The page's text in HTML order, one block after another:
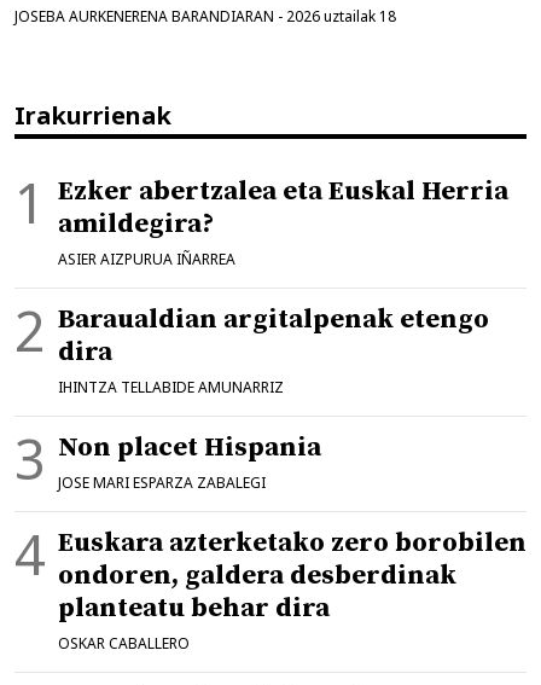
JOSEBA AURKENERENA BARANDIARAN - 2026 uztailak 18
Irakurrienak
Ezker abertzalea eta Euskal Herria
amildegira?
ASIER AIZPURUA IÑARREA
Baraualdian argitalpenak etengo
dira
IHINTZA TELLABIDE AMUNARRIZ
Non placet Hispania
JOSE MARI ESPARZA ZABALEGI
Euskara azterketako zero borobilen
ondoren, galdera desberdinak
planteatu behar dira
OSKAR CABALLERO